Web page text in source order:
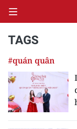
CHÍNH TRỊ
KINH TẾ
TAGS
#quán quân